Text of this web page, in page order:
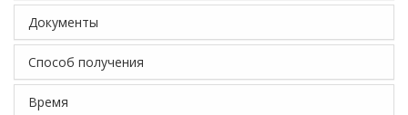
Документы
Способ получения
Время